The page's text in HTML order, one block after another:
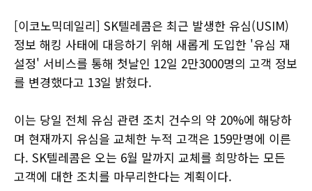
[이코노믹데일리] SK텔레콤은 최근 발생한 유심(USIM)
정보 해킹 사태에 대응하기 위해 새롭게 도입한 '유심 재
설정' 서비스를 통해 첫날인 12일 2만3000명의 고객 정보
를 변경했다고 13일 밝혔다.
이는 당일 전체 유심 관련 조치 건수의 약 20%에 해당하
며 현재까지 유심을 교체한 누적 고객은 159만명에 이른
다. SK텔레콤은 오는 6월 말까지 교체를 희망하는 모든
고객에 대한 조치를 마무리한다는 계획이다.